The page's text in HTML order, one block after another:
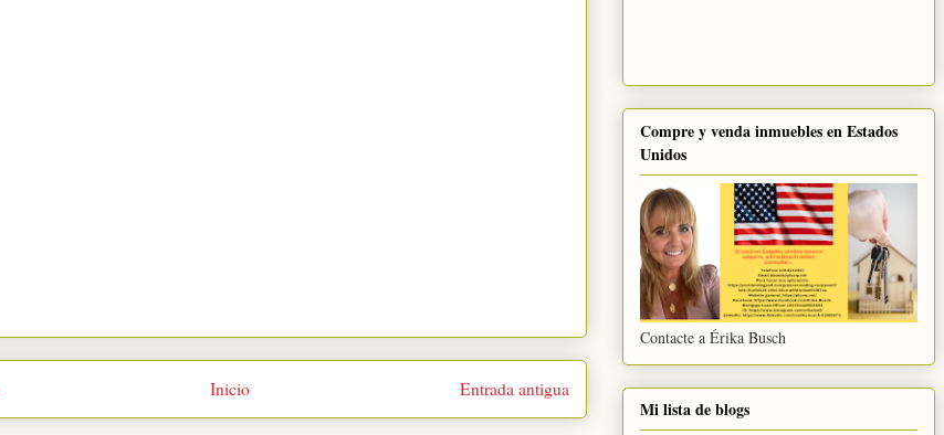
Entrada antigua
Inicio
Compre y venda inmuebles en Estados
Unidos
Contacte a Érika Busch
Mi lista de blogs